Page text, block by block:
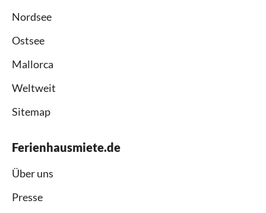
Nordsee
Ostsee
Mallorca
Weltweit
Sitemap
Ferienhausmiete.de
Über uns
Presse